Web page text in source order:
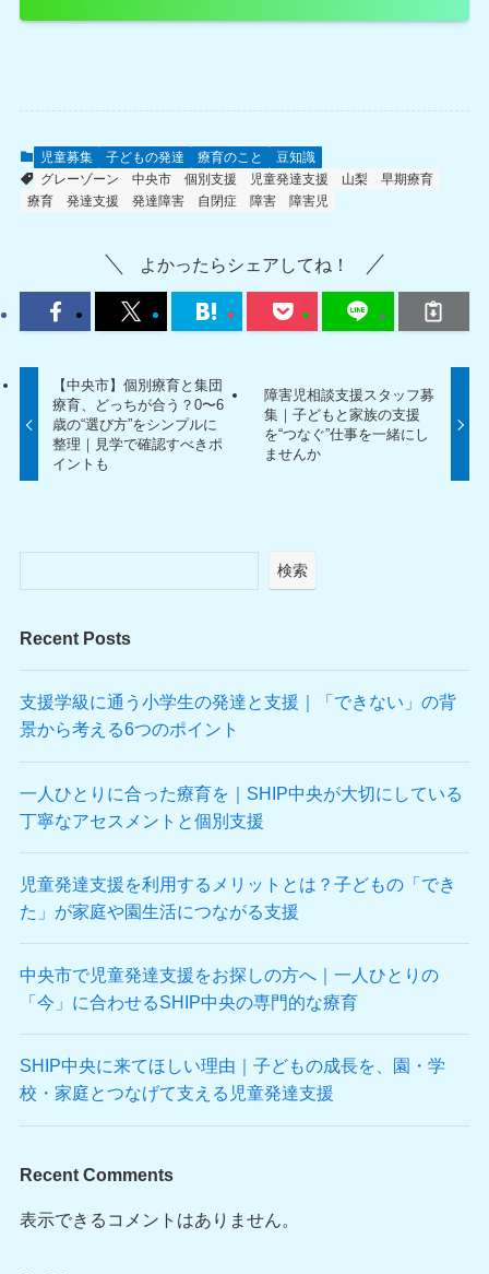
児童募集 子どもの発達 療育のこと
豆知識
グレーゾーン
中央市 個別支援 児童発達支援 山梨
早期療育
療育
発達支援 発達障害 自閉症 障害 障害児
よかったらシェアしてね！
【中央市】個別療育と集団
療育、どっちが合う？0〜6
歳の“選び方”をシンプルに
整理｜見学で確認すべきポ
イントも
障害児相談支援スタッフ募
集｜子どもと家族の支援
を“つなぐ”仕事を一緒にし
ませんか
検索
Recent Posts
支援学級に通う小学生の発達と支援｜「できない」の背
景から考える6つのポイント
一人ひとりに合った療育を｜SHIP中央が大切にしている
丁寧なアセスメントと個別支援
児童発達支援を利用するメリットとは？子どもの「でき
た」が家庭や園生活につながる支援
中央市で児童発達支援をお探しの方へ｜一人ひとりの
「今」に合わせるSHIP中央の専門的な療育
SHIP中央に来てほしい理由｜子どもの成長を、園・学
校・家庭とつなげて支える児童発達支援
Recent Comments
表示できるコメントはありません。